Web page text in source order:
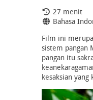
Durasi:
27 menit
Bahasa:
Bahasa
Film ini
sistem pangan
pangan itu
kesaksian yang